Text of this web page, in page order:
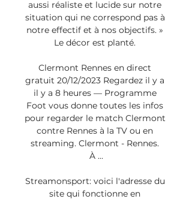
aussi réaliste et lucide sur notre
situation qui ne correspond pas à
notre effectif et à nos objectifs. »
Le décor est planté.
Clermont Rennes en direct
gratuit 20/12/2023 Regardez il y a
il y a 8 heures — Programme
Foot vous donne toutes les infos
pour regarder le match Clermont
contre Rennes à la TV ou en
streaming. Clermont - Rennes.
À ...
Streamonsport: voici l'adresse du
site qui fonctionne en